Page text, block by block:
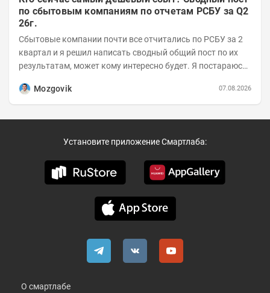
по сбытовым компаниям по отчетам РСБУ за Q2
26г.
Сбытовые компании почти все отчитались по РСБУ за 2
квартал и я решил написать сводный общий пост по их
результатам, может кому интересно будет. Я постараюсь
Mozgovik
07.08.2026
Установите приложение Смартлаба:
О смартлабе